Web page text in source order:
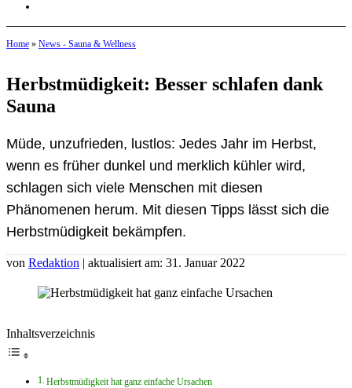
Home » News - Sauna & Wellness
Herbstmüdigkeit: Besser schlafen dank
Sauna
Müde, unzufrieden, lustlos: Jedes Jahr im Herbst,
wenn es früher dunkel und merklich kühler wird,
schlagen sich viele Menschen mit diesen
Phänomenen herum. Mit diesen Tipps lässt sich die
Herbstmüdigkeit bekämpfen.
von Redaktion | aktualisiert am: 31. Januar 2022
Inhaltsverzeichnis
Herbstmüdigkeit hat ganz einfache Ursachen